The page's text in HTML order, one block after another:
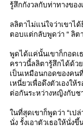
รู้สึกกังวลกับท่าทางขอ
ลลิตาไม่แน่ใจว่าเขาได้
ตอบแต่กลับพูดว่า “ ลิต
พูดได้แค่นั้นเขาก็กอดเ
คราวนี้ลลิตารู้สึกได้ด้
เป็นเหมือนกอดของคน
เหนี่ยวเพื่อดึงตัวเองใ
ต่อกันระหว่างหญิงกับช
นที่สุดเขาก็พูดว่า “เป
นั่ง รั้งเอาตัวเธอให้นั่ง